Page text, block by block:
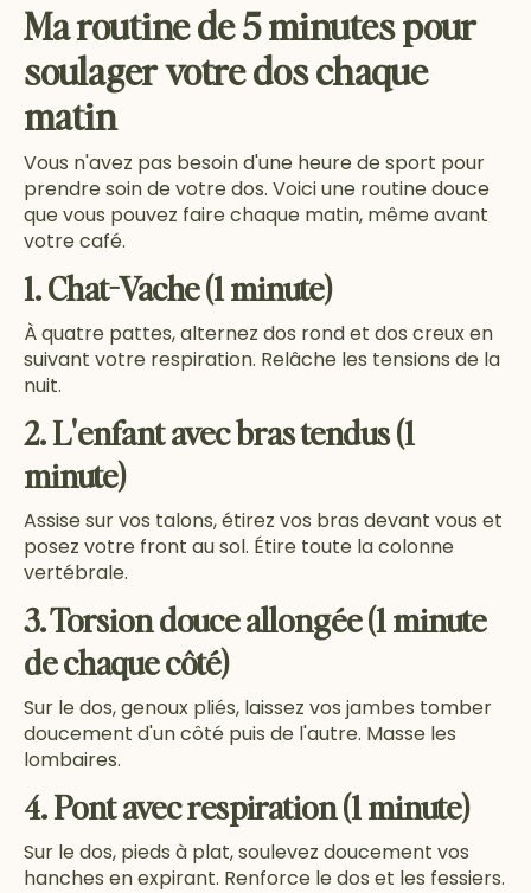
Ma routine de 5 minutes pour
soulager votre dos chaque
matin
Vous n'avez pas besoin d'une heure de sport pour
prendre soin de votre dos. Voici une routine douce
que vous pouvez faire chaque matin, même avant
votre café.
1. Chat-Vache (1 minute)
À quatre pattes, alternez dos rond et dos creux en
suivant votre respiration. Relâche les tensions de la
nuit.
2. L'enfant avec bras tendus (1
minute)
Assise sur vos talons, étirez vos bras devant vous et
posez votre front au sol. Étire toute la colonne
vertébrale.
3. Torsion douce allongée (1 minute
de chaque côté)
Sur le dos, genoux pliés, laissez vos jambes tomber
doucement d'un côté puis de l'autre. Masse les
lombaires.
4. Pont avec respiration (1 minute)
Sur le dos, pieds à plat, soulevez doucement vos
hanches en expirant. Renforce le dos et les fessiers.